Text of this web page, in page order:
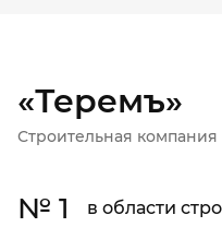
«Теремъ»
Строительная компания
№ 1 в области